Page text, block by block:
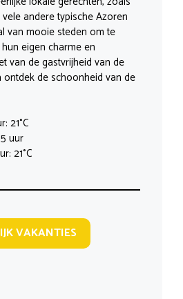
andere typische Azoren
van mooie steden om te
eigen charme en
van de gastvrijheid van de
de schoonheid van de
21°C
uur
21°C
VAKANTIES